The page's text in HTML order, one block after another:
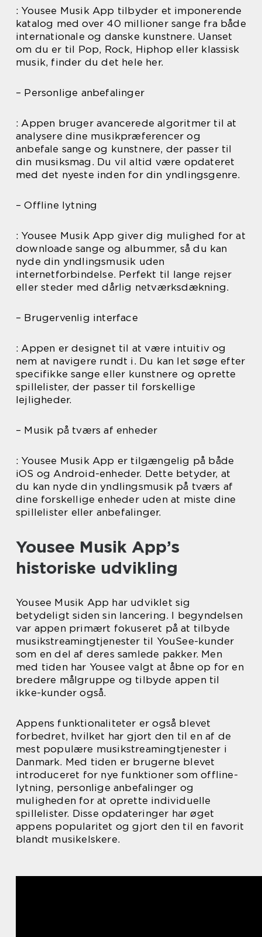
: Yousee Musik App tilbyder et imponerende
katalog med over 40 millioner sange fra både
internationale og danske kunstnere. Uanset
om du er til Pop, Rock, Hiphop eller klassisk
musik, finder du det hele her.
– Personlige anbefalinger
: Appen bruger avancerede algoritmer til at
analysere dine musikpræferencer og
anbefale sange og kunstnere, der passer til
din musiksmag. Du vil altid være opdateret
med det nyeste inden for din yndlingsgenre.
– Offline lytning
: Yousee Musik App giver dig mulighed for at
downloade sange og albummer, så du kan
nyde din yndlingsmusik uden
internetforbindelse. Perfekt til lange rejser
eller steder med dårlig netværksdækning.
– Brugervenlig interface
: Appen er designet til at være intuitiv og
nem at navigere rundt i. Du kan let søge efter
specifikke sange eller kunstnere og oprette
spillelister, der passer til forskellige
lejligheder.
– Musik på tværs af enheder
: Yousee Musik App er tilgængelig på både
iOS og Android-enheder. Dette betyder, at
du kan nyde din yndlingsmusik på tværs af
dine forskellige enheder uden at miste dine
spillelister eller anbefalinger.
Yousee Musik App’s
historiske udvikling
Yousee Musik App har udviklet sig
betydeligt siden sin lancering. I begyndelsen
var appen primært fokuseret på at tilbyde
musikstreamingtjenester til YouSee-kunder
som en del af deres samlede pakker. Men
med tiden har Yousee valgt at åbne op for en
bredere målgruppe og tilbyde appen til
ikke-kunder også.
Appens funktionaliteter er også blevet
forbedret, hvilket har gjort den til en af de
mest populære musikstreamingtjenester i
Danmark. Med tiden er brugerne blevet
introduceret for nye funktioner som offline-
lytning, personlige anbefalinger og
muligheden for at oprette individuelle
spillelister. Disse opdateringer har øget
appens popularitet og gjort den til en favorit
blandt musikelskere.